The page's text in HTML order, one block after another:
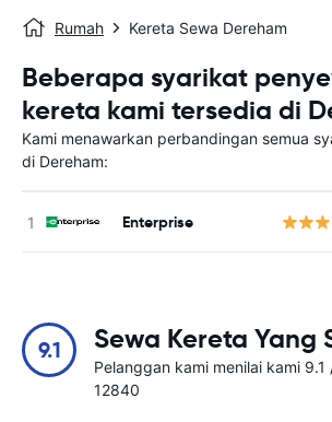
Rumah Kereta Sewa Dereham
Beberapa syarikat
kereta kami tersedia di
Kami menawarkan perbandingan semua
di Dereham:
Enterprise
9.1 Sewa Kereta Yang
Pelanggan kami menilai kami
12840